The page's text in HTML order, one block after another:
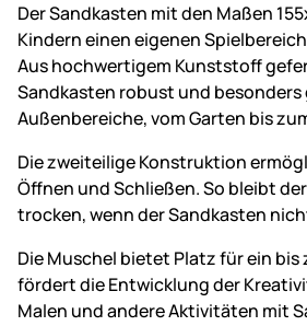
Der Sandkasten mit den Maßen
Kindern einen eigenen
Aus hochwertigem Kunststoff
Sandkasten robust und
Außenbereiche, vom Garten bis
Die zweiteilige Konstruktion
Öffnen und Schließen. So bleibt
trocken, wenn der Sandkasten
Die Muschel bietet Platz für ein bis
fördert die Entwicklung der
Malen und andere Aktivitäten mit